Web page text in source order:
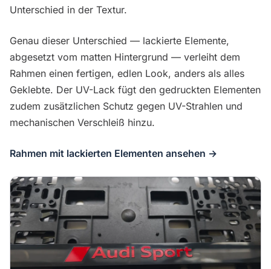
Unterschied in der Textur.
Genau dieser Unterschied — lackierte Elemente,
abgesetzt vom matten Hintergrund — verleiht dem
Rahmen einen fertigen, edlen Look, anders als alles
Geklebte. Der UV-Lack fügt den gedruckten Elementen
zudem zusätzlichen Schutz gegen UV-Strahlen und
mechanischen Verschleiß hinzu.
Rahmen mit lackierten Elementen ansehen →